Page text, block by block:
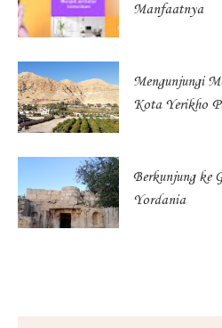
Manfaatnya
Mengunjungi
Kota Yerikho
Berkunjung ke
Yordania